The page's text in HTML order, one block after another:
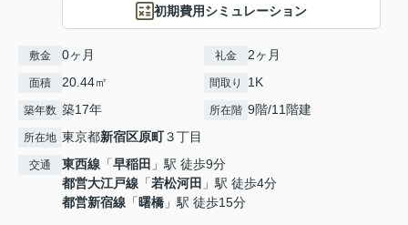
初期費用シミュレーション
敷金 0ヶ月 礼金 2ヶ月
面積 20.44㎡ 間取り 1K
築年数 築17年 所在階 9階/11階建
所在地 東京都新宿区原町３丁目
交通 東西線 「早稲田 」駅 徒歩9分
都営大江戸線 「若松河田 」駅 徒歩4分
都営新宿線 「曙橋 」駅 徒歩15分